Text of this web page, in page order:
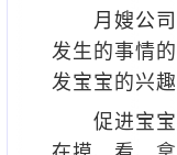
月嫂公司
发生的事情
发宝宝的兴
促进宝宝